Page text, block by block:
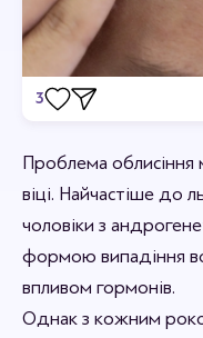
Проблема
віці. Найчастіше до
чоловіки з
формою випадіння
впливом гормонів.
Однак з кожним
3
Станьте першим хто